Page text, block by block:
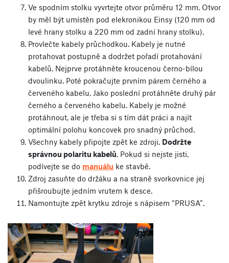
Ve spodním stolku vyvrtejte otvor průměru 12 mm. Otvor
by měl být umístěn pod elekronikou Einsy (120 mm od
levé hrany stolku a 220 mm od zadní hrany stolku).
Provlečte kabely průchodkou. Kabely je nutné
protahovat postupně a dodržet pořadí protahování
kabelů. Nejprve protáhněte kroucenou černo-bílou
dvoulinku. Poté pokračujte prvním párem černého a
červeného kabelu. Jako poslední protáhněte druhý pár
černého a červeného kabelu. Kabely je možné
protáhnout, ale je třeba si s tím dát práci a najít
optimální polohu koncovek pro snadný průchod.
Všechny kabely připojte zpět ke zdroji. Dodržte
správnou polaritu kabelů. Pokud si nejste jisti,
podívejte se do manuálu ke stavbě.
Zdroj zasuňte do držáku a na straně svorkovnice jej
přišroubujte jedním vrutem k desce.
Namontujte zpět krytku zdroje s nápisem “PRUSA”.